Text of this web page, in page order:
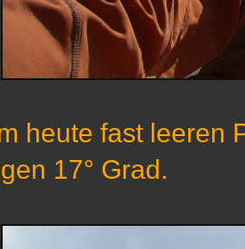
heute fast leeren
17° Grad.